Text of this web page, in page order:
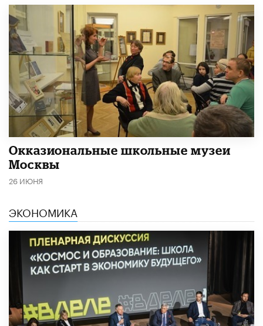
​Окказиональные школьные музеи
Москвы
26 ИЮНЯ
ЭКОНОМИКА